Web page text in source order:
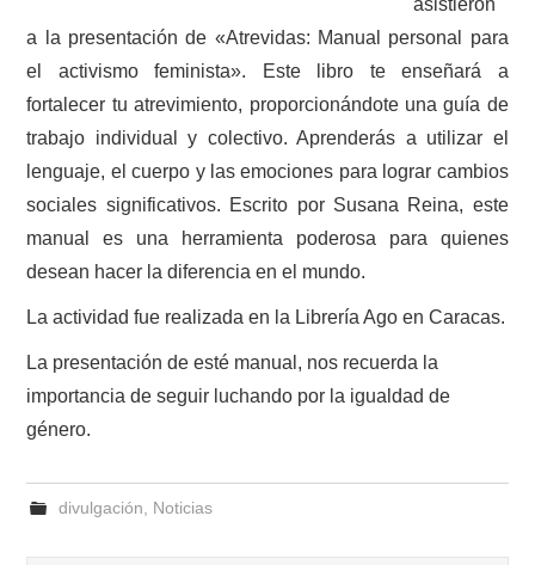
asistieron
a la presentación de «Atrevidas: Manual personal para
el activismo feminista». Este libro te enseñará a
fortalecer tu atrevimiento, proporcionándote una guía de
trabajo individual y colectivo. Aprenderás a utilizar el
lenguaje, el cuerpo y las emociones para lograr cambios
sociales significativos. Escrito por Susana Reina, este
manual es una herramienta poderosa para quienes
desean hacer la diferencia en el mundo.
La actividad fue realizada en la Librería Ago en Caracas.
La presentación de esté manual, nos recuerda la
importancia de seguir luchando por la igualdad de
género.
divulgación Noticias